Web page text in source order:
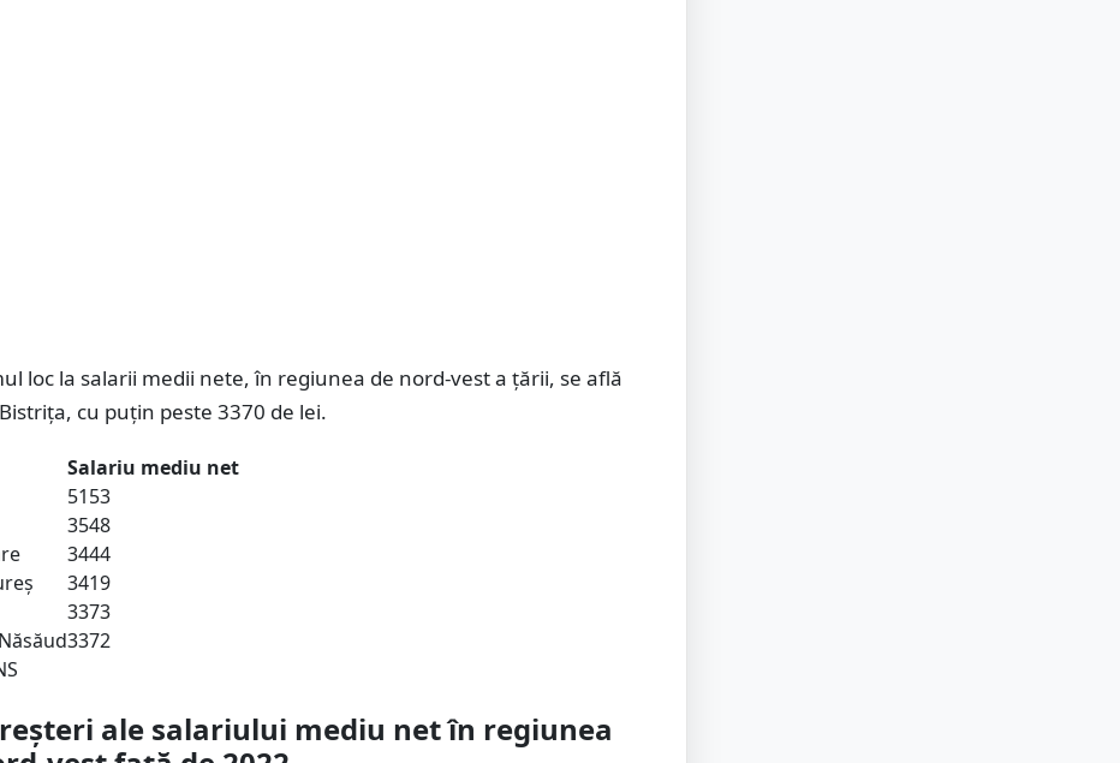
loc la salarii medii nete, în regiunea de nord-vest a țării, se află
cu puțin peste 3370 de lei.
Salariu mediu net
5153
3548
3444
3419
3373
3372
ale salariului mediu net în regiunea